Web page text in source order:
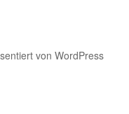
von WordPress